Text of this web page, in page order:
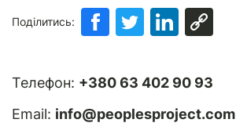
Поділитись:
Телефон: +380 63 402 90 93
Email: info@peoplesproject.com